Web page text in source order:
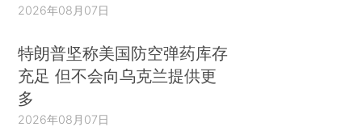
2026年08月07日
特朗普坚称美国防空弹药库存
充足 但不会向乌克兰提供更
多
2026年08月07日